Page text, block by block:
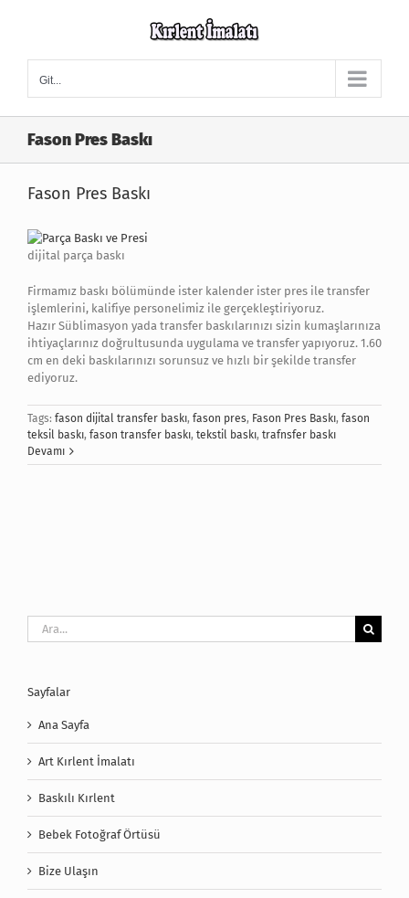
Git...
Fason Pres Baskı
Fason Pres Baskı
dijital parça baskı
Firmamız baskı bölümünde ister kalender ister pres ile transfer
işlemlerini, kalifiye personelimiz ile gerçekleştiriyoruz.
Hazır Süblimasyon yada transfer baskılarınızı sizin kumaşlarınıza
ihtiyaçlarınız doğrultusunda uygulama ve transfer yapıyoruz. 1.60
cm en deki baskılarınızı sorunsuz ve hızlı bir şekilde transfer
ediyoruz.
Tags: fason dijital transfer baskı, fason pres, Fason Pres Baskı, fason
teksil baskı, fason transfer baskı, tekstil baskı, trafnsfer baskı
Devamı
Ara:
Sayfalar
Ana Sayfa
Art Kırlent İmalatı
Baskılı Kırlent
Bebek Fotoğraf Örtüsü
Bize Ulaşın